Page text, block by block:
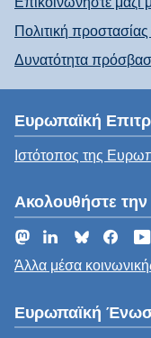
Πολιτική
Δυνατότητα
Ευρωπαϊκή
Ιστότοπος της
Ακολουθήστε
MastodonLinkedInBluesky
Άλλα μέσα
Ευρωπαϊκή